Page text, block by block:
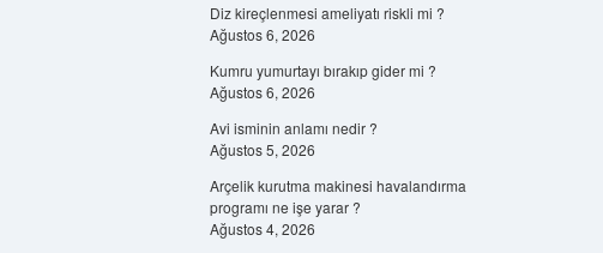
Diz kireçlenmesi ameliyatı riskli mi ?
Ağustos 6, 2026
Kumru yumurtayı bırakıp gider mi ?
Ağustos 6, 2026
Avi isminin anlamı nedir ?
Ağustos 5, 2026
Arçelik kurutma makinesi havalandırma
programı ne işe yarar ?
Ağustos 4, 2026